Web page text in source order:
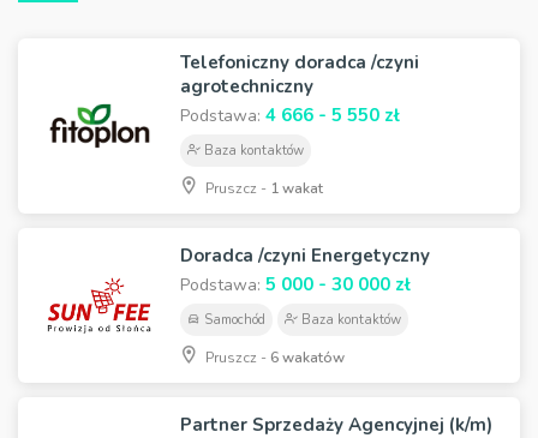
Telefoniczny doradca /czyni
agrotechniczny
Podstawa: 4 666 - 5 550 zł
Baza kontaktów
Pruszcz - 1 wakat
Doradca /czyni Energetyczny
Podstawa: 5 000 - 30 000 zł
Samochód Baza kontaktów
Pruszcz - 6 wakatów
Partner Sprzedaży Agencyjnej (k/m)